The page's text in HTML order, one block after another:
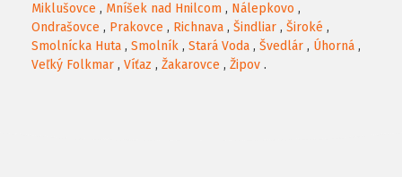
Miklušovce , Mníšek nad Hnilcom , Nálepkovo ,
Ondrašovce , Prakovce , Richnava , Šindliar , Široké ,
Smolnícka Huta , Smolník , Stará Voda , Švedlár , Úhorná ,
Veľký Folkmar , Víťaz , Žakarovce , Žipov .